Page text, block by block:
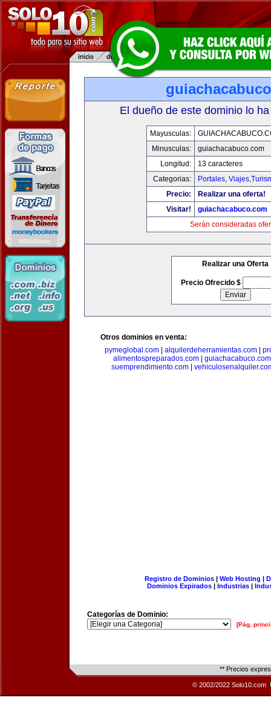
El dueño de este dominio lo
Mayusculas:
Minusculas:
guiachacabuco.com
Longitud:
13 caracteres
Categorias:
Portales,
Precio:
Realizar una oferta!
Visitar!
guiachacabuco.com
Serán consideradas
Realizar una Oferta
Precio Ofrecido $
Otros dominios en venta:
pymeglobal.com| alquilerdeherramientas.com|
alimentospreparados.com| guiachacabuco.com
suemprendimiento.com|
Registro de Dominios| Web Hosting |
Dominios Expirados | Industrias |
Categorías de Dominio:
[Pág.
** Precios
© 2002/2022 Solo10.com